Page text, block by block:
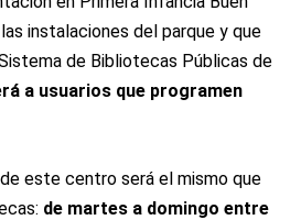
instalaciones del parque y que
de Bibliotecas Públicas de
a usuarios que programen
este centro será el mismo que
de martes a domingo entre